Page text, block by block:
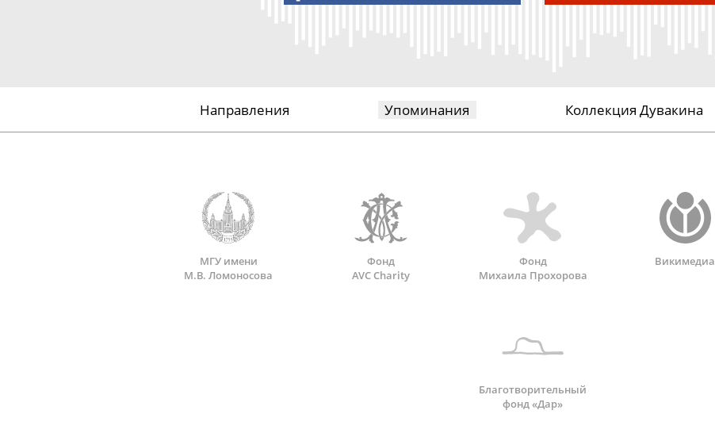
Направления Упоминания Коллекция Дувакина
МГУ имени
М.В. Ломоносова
Фонд
AVC Charity
Фонд
Михаила Прохорова
Викимедиа
Благотворительный
фонд «Дар»